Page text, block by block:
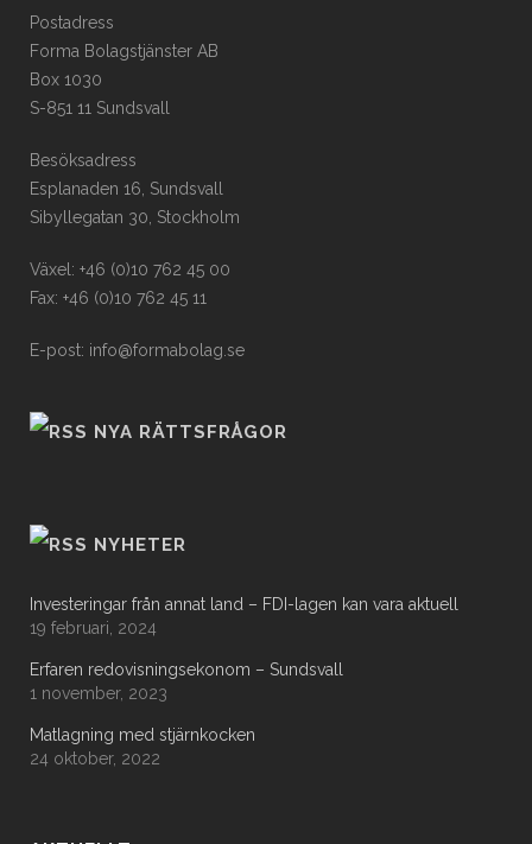
Postadress
Forma Bolagstjänster AB
Box 1030
S-851 11 Sundsvall
Besöksadress
Esplanaden 16, Sundsvall
Sibyllegatan 30, Stockholm
Växel: +46 (0)10 762 45 00
Fax: +46 (0)10 762 45 11
E-post: info@formabolag.se
NYA RÄTTSFRÅGOR
NYHETER
Investeringar från annat land – FDI-lagen kan vara aktuell
19 februari, 2024
Erfaren redovisningsekonom – Sundsvall
1 november, 2023
Matlagning med stjärnkocken
24 oktober, 2022